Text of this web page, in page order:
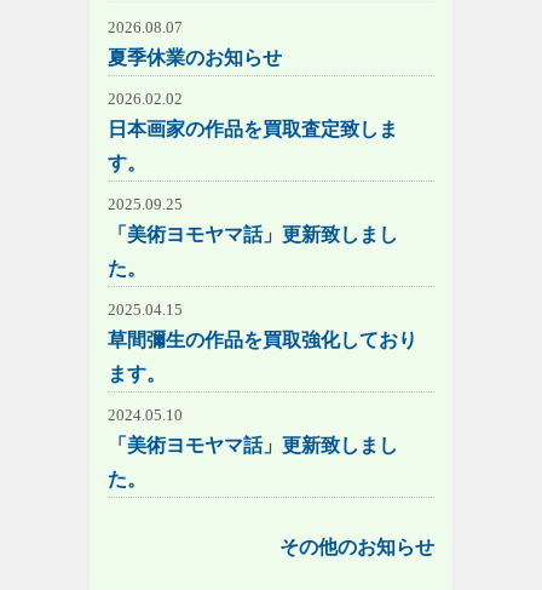
2026.08.07
夏季休業のお知らせ
2026.02.02
日本画家の作品を買取査定致しま
す。
2025.09.25
「美術ヨモヤマ話」更新致しまし
た。
2025.04.15
草間彌生の作品を買取強化しており
ます。
2024.05.10
「美術ヨモヤマ話」更新致しまし
た。
その他のお知らせ